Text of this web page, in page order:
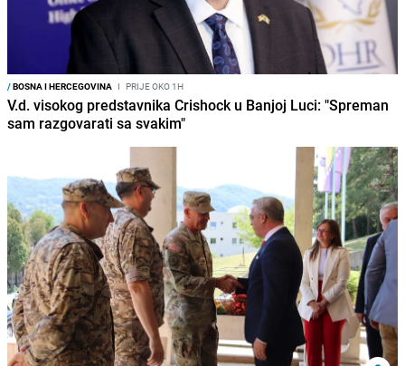
/BOSNA I HERCEGOVINA I PRIJE OKO 1H
V.d. visokog predstavnika Crishock u Banjoj Luci: "Spreman
sam razgovarati sa svakim"